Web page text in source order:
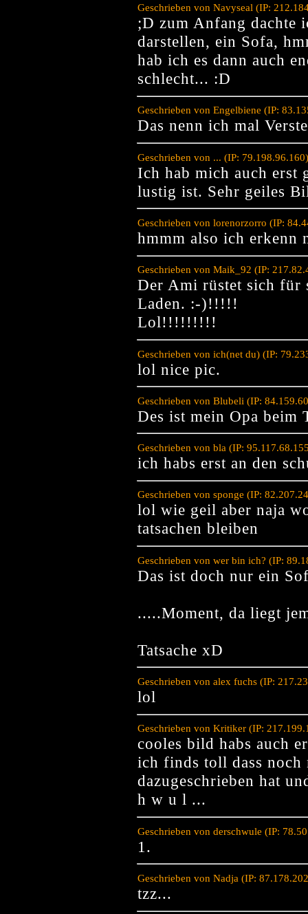
Geschrieben von Navyseal (IP:
;D zum Anfang dachte
darstellen, ein Sofa,
hab ich es dann auch
schlecht... :D
Geschrieben von Engelbiene (IP:
Das nenn ich mal
Geschrieben von ... (IP:
Ich hab mich auch erst
lustig ist. Sehr geiles
Geschrieben von lorenorzorro (IP:
hmmm also ich erkenn
Geschrieben von Maik_92 (IP:
Der Ami rüstet sich für
Laden. :-)!!!!!
Lol!!!!!!!!!
Geschrieben von ich(net du) (IP:
lol nice pic.
Geschrieben von Blubeli (IP:
Des ist mein Opa beim
Geschrieben von bla (IP:
ich habs erst an den
Geschrieben von sponge (IP:
lol wie geil aber naja
tatsachen bleiben
Geschrieben von wer bin ich? (IP:
Das ist doch nur ein
.....Moment, da liegt
Tatsache xD
Geschrieben von alex fuchs (IP:
lol
Geschrieben von Kritiker (IP:
cooles bild habs auch
ich finds toll dass noch
dazugeschrieben hat
h w u l ...
Geschrieben von derschwule (IP:
1.
Geschrieben von Nadja (IP:
tzz...